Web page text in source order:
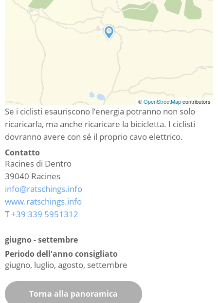
©OpenStreetMapcontributors
Se i ciclisti esauriscono l’energia potranno non solo
ricaricarla, ma anche ricaricare la bicicletta. I ciclisti
dovranno avere con sé il proprio cavo elettrico.
Contatto
Racines di Dentro
39040 Racines
info@ratschings.info
www.ratschings.info
T+39 339 5951312
giugno - settembre
Periodo dell'anno consigliato
giugno, luglio, agosto, settembre
Torna alla panoramica